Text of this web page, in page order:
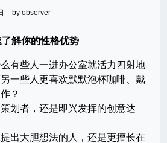
by observer
解你的性格优势
有些人一进办公室就活力四射地
一些人更喜欢默默泡杯咖啡、戴
？
划者，还是即兴发挥的创意达
出大胆想法的人，还是更擅长在